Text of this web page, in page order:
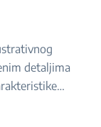
detaljima